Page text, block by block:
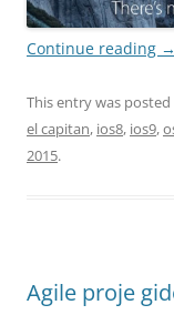
Continue reading →
This entry was posted
el capitan, ios8, ios9,
2015.
Agile proje